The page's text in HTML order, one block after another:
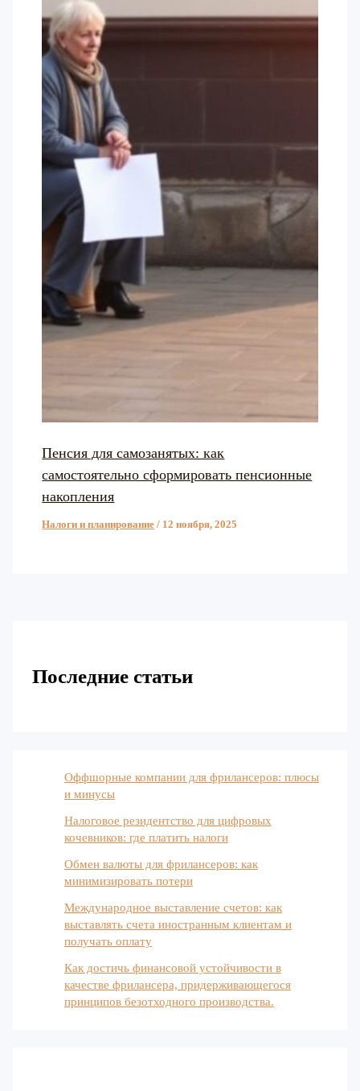
Пенсия для самозанятых: как
самостоятельно сформировать пенсионные
накопления
Налоги и планирование / 12 ноября, 2025
Последние статьи
Оффшорные компании для фрилансеров: плюсы
и минусы
Налоговое резидентство для цифровых
кочевников: где платить налоги
Обмен валюты для фрилансеров: как
минимизировать потери
Международное выставление счетов: как
выставлять счета иностранным клиентам и
получать оплату
Как достичь финансовой устойчивости в
качестве фрилансера, придерживающегося
принципов безотходного производства.